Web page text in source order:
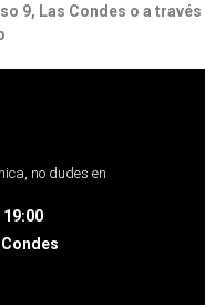
9, Las Condes o a través
no dudes en
19:00